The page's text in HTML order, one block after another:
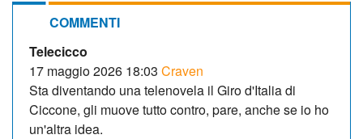
COMMENTI
Telecicco
17 maggio 2026 18:03 Craven
Sta diventando una telenovela il Giro d'Italia di
Ciccone, gli muove tutto contro, pare, anche se io ho
un'altra idea.